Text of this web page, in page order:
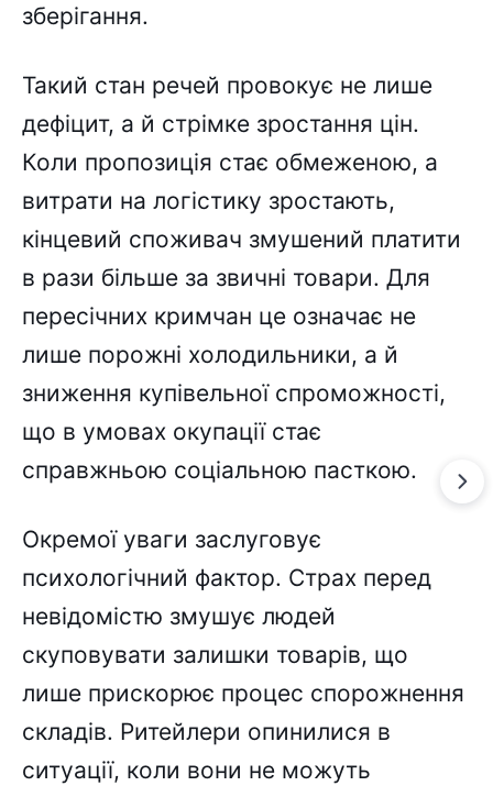
зберігання.
Такий стан речей провокує не лише
дефіцит, а й стрімке зростання цін.
Коли пропозиція стає обмеженою, а
витрати на логістику зростають,
кінцевий споживач змушений платити
в рази більше за звичні товари. Для
пересічних кримчан це означає не
лише порожні холодильники, а й
зниження купівельної спроможності,
що в умовах окупації стає
справжньою соціальною пасткою.
Окремої уваги заслуговує
психологічний фактор. Страх перед
невідомістю змушує людей
скуповувати залишки товарів, що
лише прискорює процес спорожнення
складів. Ритейлери опинилися в
ситуації, коли вони не можуть